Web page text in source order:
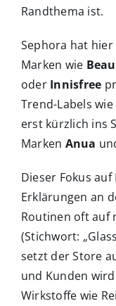
Randthema ist.
Sephora hat
Marken wie
oder Innisfree
Trend-Labels wie
erst kürzlich ins
Marken Anua
Dieser Fokus
Erklärungen an
Routinen oft auf
(Stichwort:
setzt der Store
und Kunden
Wirkstoffe wie